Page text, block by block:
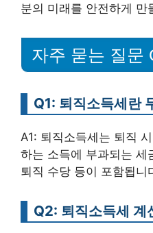
분의 미래를 안전하게 만
자주 묻는 질문
Q1: 퇴직소득세란
A1: 퇴직소득세는 퇴직
하는 소득에 부과되는 세
퇴직 수당 등이 포함됩니
Q2: 퇴직소득세 계